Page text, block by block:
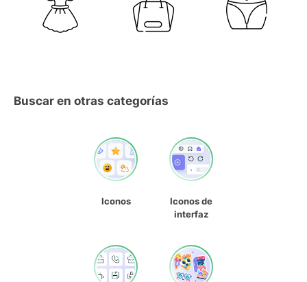
Buscar en otras categorías
Iconos
Iconos de
interfaz